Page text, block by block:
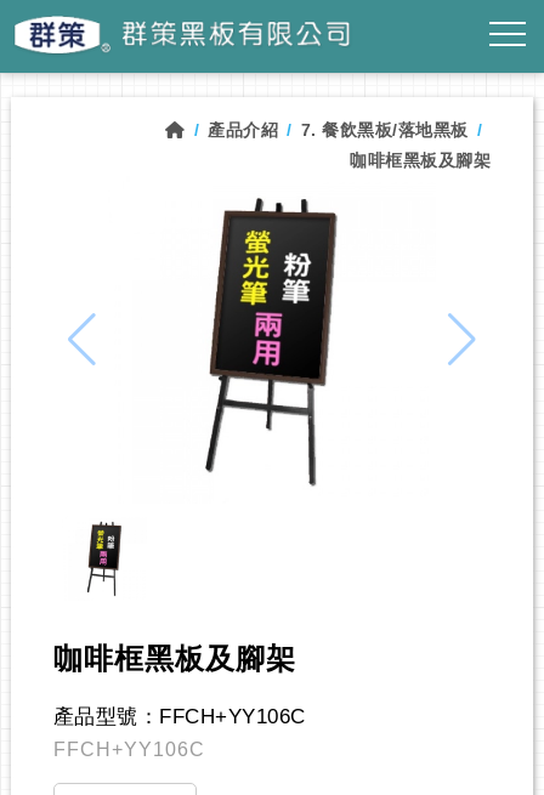
產品介紹
7. 餐飲黑板/落地黑板
咖啡框黑板及腳架
咖啡框黑板及腳架
產品型號：FFCH+YY106C
FFCH+YY106C